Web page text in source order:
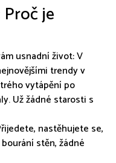
je
usnadní život: V
trendy v
vytápění po
Už žádné starosti s
nastěhujete se,
stěn, žádné